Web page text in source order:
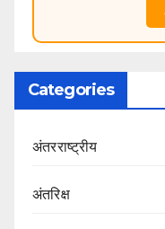
Categories
अंतरराष्ट्रीय
अंतरिक्ष